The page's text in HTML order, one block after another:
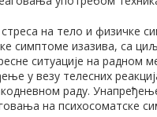
на тело и физичке
симптоме изазива, са
ситуације на
у везу телесних
раду.
на психосоматске